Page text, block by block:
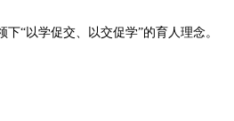
“以学促交、以交促学”的育人理念。